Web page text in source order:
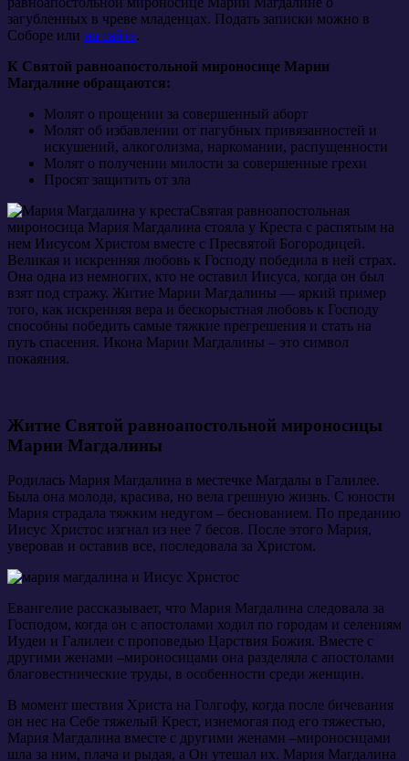
загубленных в чреве младенцах. Подать записки можно в
Соборе или на сайте.
К Святой равноапостольной мироносице Марии
Магдалине обращаются:
Молят о прощении за совершенный аборт
Молят об избавлении от пагубных привязанностей и
искушений, алкоголизма, наркомании, распущенности
Молят о получении милости за совершенные грехи
Просят защитить от зла
Святая равноапостольная
мироносица Мария Магдалина стояла у Креста с распятым на
нем Иисусом Христом вместе с Пресвятой Богородицей.
Великая и искренняя любовь к Господу победила в ней страх.
Она одна из немногих, кто не оставил Иисуса, когда он был
взят под стражу. Житие Марии Магдалины — яркий пример
того, как искренняя вера и бескорыстная любовь к Господу
способны победить самые тяжкие прегрешения и стать на
путь спасения. Икона Марии Магдалины – это символ
покаяния.
Житие Святой равноапостольной мироносицы
Марии Магдалины
Родилась Мария Магдалина в местечке Магдалы в Галилее.
Была она молода, красива, но вела грешную жизнь. С юности
Мария страдала тяжким недугом – беснованием. По преданию
Иисус Христос изгнал из нее 7 бесов. После этого Мария,
уверовав и оставив все, последовала за Христом.
Евангелие рассказывает, что Мария Магдалина следовала за
Господом, когда он с апостолами ходил по городам и селениям
Иудеи и Галилеи с проповедью Царствия Божия. Вместе с
другими женами –мироносицами она разделяла с апостолами
благовестнические труды, в особенности среди женщин.
В момент шествия Христа на Голгофу, когда после бичевания
он нес на Себе тяжелый Крест, изнемогая под его тяжестью,
Мария Магдалина вместе с другими женами –мироносицами
шла за ним, плача и рыдая, а Он утешал их. Мария Магдалина